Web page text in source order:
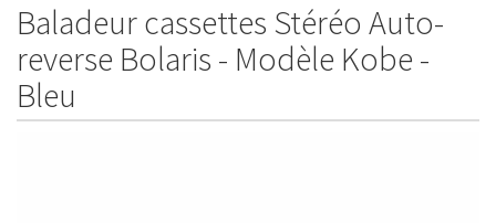
Baladeur cassettes Stéréo Auto-
reverse Bolaris - Modèle Kobe -
Bleu